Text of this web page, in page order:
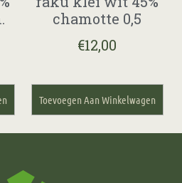
chamotte 0,5
€12,00
Toevoegen Aan Winkelwagen